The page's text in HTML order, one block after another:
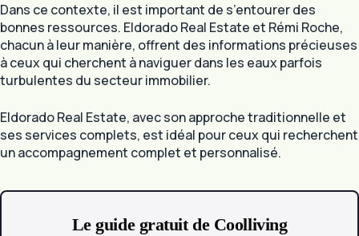
Dans ce contexte, il est important de s’entourer des
bonnes ressources. Eldorado Real Estate et Rémi Roche,
chacun à leur manière, offrent des informations précieuses
à ceux qui cherchent à naviguer dans les eaux parfois
turbulentes du secteur immobilier.
Eldorado Real Estate, avec son approche traditionnelle et
ses services complets, est idéal pour ceux qui recherchent
un accompagnement complet et personnalisé.
Le guide gratuit de Coolliving